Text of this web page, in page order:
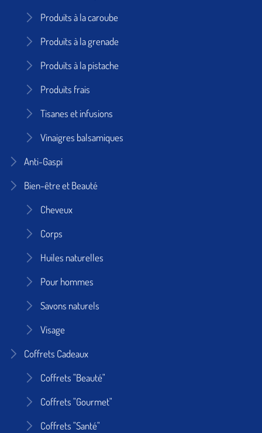
Produits à la caroube
Produits à la grenade
Produits à la pistache
Produits frais
Tisanes et infusions
Vinaigres balsamiques
Anti-Gaspi
Bien-être et Beauté
Cheveux
Corps
Huiles naturelles
Pour hommes
Savons naturels
Visage
Coffrets Cadeaux
Coffrets "Beauté"
Coffrets "Gourmet"
Coffrets "Santé"